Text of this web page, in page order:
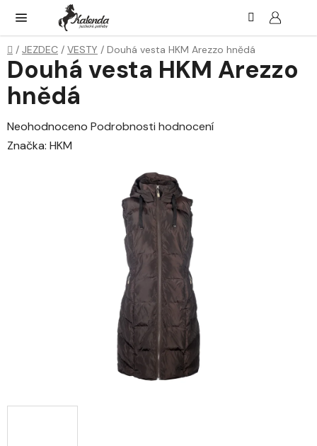
obsah
Domů
/ JEZDEC / VESTY / Douhá vesta HKM Arezzo hnědá
Douhá vesta HKM Arezzo
hnědá
Průměrné
hodnocení
Neohodnoceno Podrobnosti hodnocení
Značka: HKM